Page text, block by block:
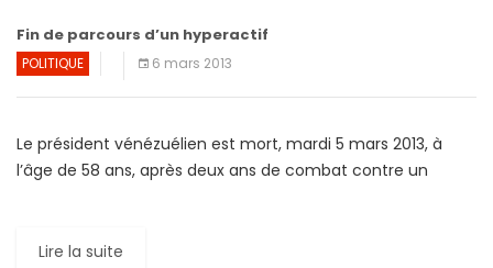
Fin de parcours d’un hyperactif
POLITIQUE 6 mars 2013
Le président vénézuélien est mort, mardi 5 mars 2013, à
l’âge de 58 ans, après deux ans de combat contre un
Lire la suite